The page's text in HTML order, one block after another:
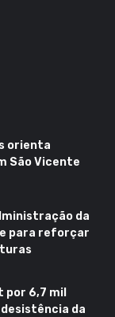
orienta
São Vicente
da
para reforçar
por 6,7 mil
da